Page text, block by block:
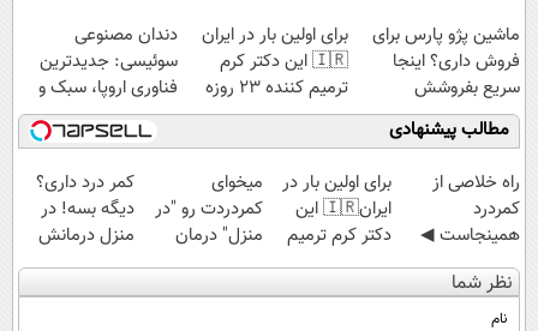
ماشین پژو پارس برای
فروش داری؟ اینجا
سریع بفروشش
برای اولین بار در ایران
🇮🇷 این دکتر کرم
ترمیم کننده 23 روزه
ساخت!
دندان مصنوعی
سوئیسی: جدیدترین
فناوری اروپا، سبک و
مقاوم | پرداخت
قسطی
مطالب پیشنهادی
‌راه خلاصی از
کمردرد
همینجاست ◀
فقط کافیه فرم
رو پر کنی!
برای اولین بار در
ایران🇮🇷 این
دکتر کرم ترمیم
کننده 23 روزه
ساخت!
میخوای
کمردردت رو "در
منزل" درمان
کنی؟ (◂فیلم +
◂پرسش‌نامه)
کمر درد داری؟
دیگه بسه! در
منزل درمانش
کن
(◀پرسش‌نامه)
نظر شما
نام